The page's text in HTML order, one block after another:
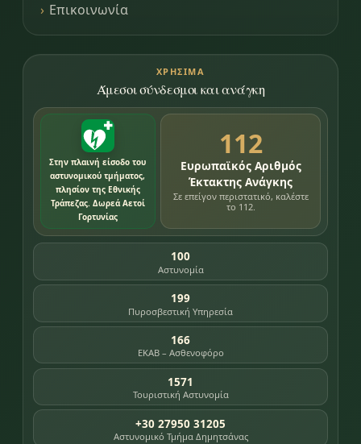
Επικοινωνία
ΧΡΉΣΙΜΑ
Άμεσοι σύνδεσμοι και ανάγκη
Στην πλαινή είσοδο του
αστυνομικού τμήματος,
πλησίον της Εθνικής
Τράπεζας. Δωρεά Αετοί
Γορτυνίας
112
Ευρωπαϊκός Αριθμός
Έκτακτης Ανάγκης
Σε επείγον περιστατικό, καλέστε
το 112.
100
Αστυνομία
199
Πυροσβεστική Υπηρεσία
166
ΕΚΑΒ – Ασθενοφόρο
1571
Τουριστική Αστυνομία
+30 27950 31205
Αστυνομικό Τμήμα Δημητσάνας